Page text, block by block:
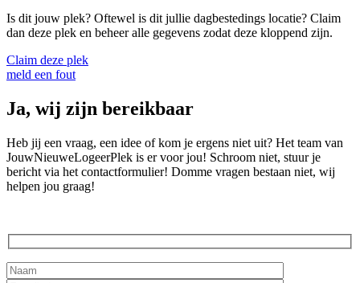
Is dit jouw plek? Oftewel is dit jullie dagbestedings locatie? Claim
dan deze plek en beheer alle gegevens zodat deze kloppend zijn.
Claim deze plek
meld een fout
Ja, wij zijn bereikbaar
Heb jij een vraag, een idee of kom je ergens niet uit? Het team van
JouwNieuweLogeerPlek is er voor jou! Schroom niet, stuur je
bericht via het contactformulier! Domme vragen bestaan niet, wij
helpen jou graag!